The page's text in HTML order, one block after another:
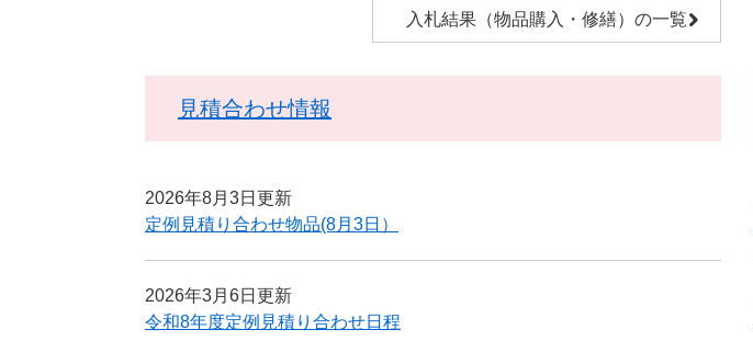
入札結果（物品購入・修繕）の一覧
見積合わせ情報
2026年8月3日更新
定例見積り合わせ物品(8月3日）
2026年3月6日更新
令和8年度定例見積り合わせ日程